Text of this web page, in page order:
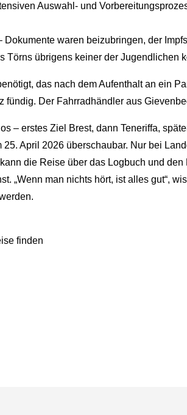
Auswahl- und
waren beizubringen, der
Törns übrigens keiner der Jugendlichen
das nach dem Aufenthalt an ein
Der Fahrradhändler aus
– erstes Ziel Brest, dann Teneriffa,
April 2026 überschaubar. Nur bei
die Reise über das Logbuch und
„Wenn man nichts hört, ist alles gut“,
finden
– „Jugend forscht!“- AG erhält 3D-Drucker
der Mathe-Olympiade